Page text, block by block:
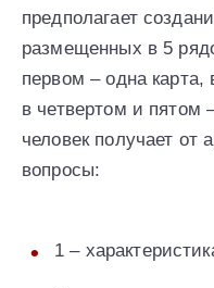
предполагает
размещенных в 5
первом – одна карта,
в четвертом и пятом
человек получает от
вопросы:
1 –